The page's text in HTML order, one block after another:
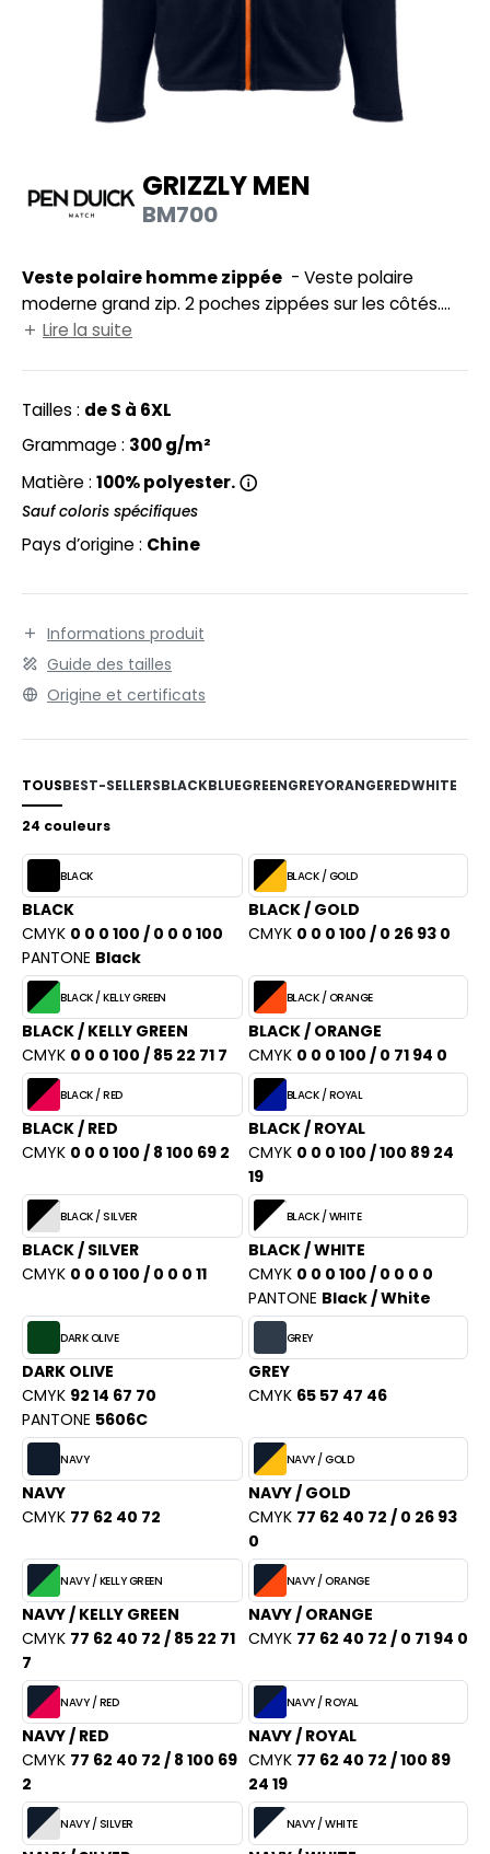
MODULABLES
SHIRT
SHIRT
PROFESSIONNELLE
GRIZZLY MEN
BM700
Veste polaire homme zippée
moderne grand zip. 2 poches zippées sur les côtés.
Zip principal et zips poches contrastés.
Lire la suite
Tailles : de S à 6XL
Grammage : 300 g/m²
Matière : 100% polyester.
Sauf coloris spécifiques
Pays d’origine : Chine
Informations produit
Guide des tailles
Origine et certificats
TOUSBEST-SELLERSBLACKBLUEGREENGREYORANGEREDWHITE
24 couleurs
BLACK
BLACK
CMYK 0 0 0 100 / 0 0 0 100
PANTONE Black
BLACK / GOLD
BLACK / GOLD
CMYK 0 0 0 100 / 0 26 93 0
BLACK / KELLY GREEN
BLACK / KELLY GREEN
CMYK 0 0 0 100 / 85 22 71 7
BLACK / ORANGE
BLACK / ORANGE
CMYK 0 0 0 100 / 0 71 94 0
BLACK / RED
BLACK / RED
CMYK 0 0 0 100 / 8 100 69 2
BLACK / ROYAL
BLACK / ROYAL
CMYK 0 0 0 100 / 100 89 24
19
BLACK / SILVER
BLACK / SILVER
CMYK 0 0 0 100 / 0 0 0 11
BLACK / WHITE
BLACK / WHITE
CMYK 0 0 0 100 / 0 0 0 0
PANTONE Black / White
DARK OLIVE
DARK OLIVE
CMYK 92 14 67 70
PANTONE 5606C
GREY
GREY
CMYK 65 57 47 46
NAVY
NAVY
CMYK 77 62 40 72
NAVY / GOLD
NAVY / GOLD
CMYK 77 62 40 72 / 0 26 93
0
NAVY / KELLY GREEN
NAVY / KELLY GREEN
CMYK 77 62 40 72 / 85 22 71
7
NAVY / ORANGE
NAVY / ORANGE
CMYK 77 62 40 72 / 0 71 94 0
NAVY / RED
NAVY / RED
CMYK 77 62 40 72 / 8 100 69
2
NAVY / ROYAL
NAVY / ROYAL
CMYK 77 62 40 72 / 100 89
24 19
NAVY / SILVER NAVY / WHITE